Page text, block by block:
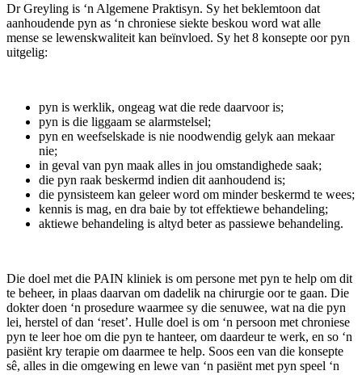
Dr Greyling is ‘n Algemene Praktisyn. Sy het beklemtoon dat
aanhoudende pyn as ‘n chroniese siekte beskou word wat alle
mense se lewenskwaliteit kan beïnvloed. Sy het 8 konsepte oor pyn
uitgelig:
pyn is werklik, ongeag wat die rede daarvoor is;
pyn is die liggaam se alarmstelsel;
pyn en weefselskade is nie noodwendig gelyk aan mekaar
nie;
in geval van pyn maak alles in jou omstandighede saak;
die pyn raak beskermd indien dit aanhoudend is;
die pynsisteem kan geleer word om minder beskermd te wees;
kennis is mag, en dra baie by tot effektiewe behandeling;
aktiewe behandeling is altyd beter as passiewe behandeling.
Die doel met die PAIN kliniek is om persone met pyn te help om dit
te beheer, in plaas daarvan om dadelik na chirurgie oor te gaan. Die
dokter doen ‘n prosedure waarmee sy die senuwee, wat na die pyn
lei, herstel of dan ‘reset’. Hulle doel is om ‘n persoon met chroniese
pyn te leer hoe om die pyn te hanteer, om daardeur te werk, en so ‘n
pasiënt kry terapie om daarmee te help. Soos een van die konsepte
sê, alles in die omgewing en lewe van ‘n pasiënt met pyn speel ‘n